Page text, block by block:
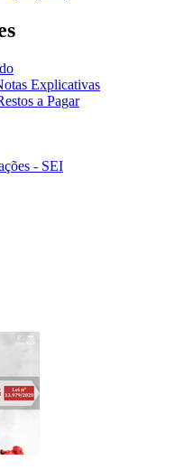
Explicativas
a Pagar
- SEI